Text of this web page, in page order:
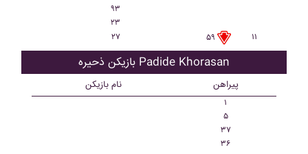
۹۳
۲۳
۲۷
۵۹ ۱۱
بازیکن ذحیره Padide Khorasan
نام بازیکن پیراهن
۱
۵
۳۷
۳۶